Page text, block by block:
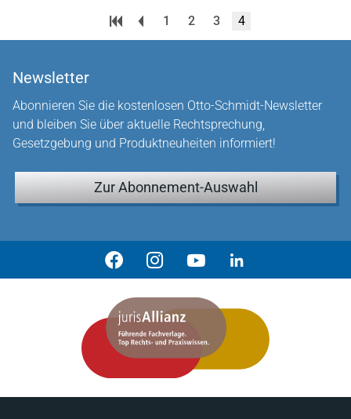
1
2 3 4
Newsletter
Abonnieren Sie die kostenlosen Otto-Schmidt-Newsletter
und bleiben Sie über aktuelle Rechtsprechung,
Gesetzgebung und Produktneuheiten informiert!
Zur Abonnement-Auswahl